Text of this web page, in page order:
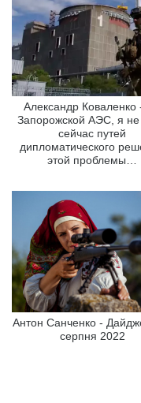
Александр Коваленко
Запорожской АЭС, я не
сейчас путей
дипломатического
этой проблемы…
Антон Санченко -
серпня 2022